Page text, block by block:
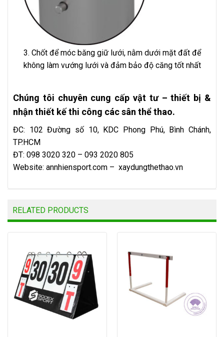
3. Chốt để móc băng giữ lưới, nằm dưới mặt đất để
không làm vướng lưới và đảm bảo độ căng tốt nhất
Chúng tôi chuyên cung cấp vật tư – thiết bị &
nhận thiết kế thi công các sân thể thao.
ĐC: 102 Đường số 10, KDC Phong Phú, Bình Chánh,
TP.HCM
ĐT: 098 3020 320 – 093 2020 805
Website: annhiensport.com – xaydungthethao.vn
RELATED PRODUCTS